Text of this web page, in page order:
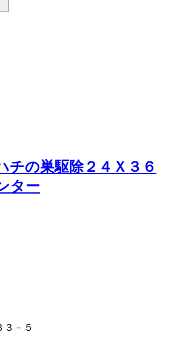
チの巣駆除２４Ｘ３６
ター
３－５